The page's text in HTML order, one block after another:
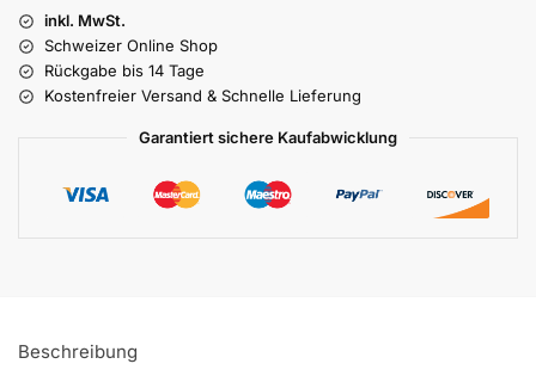
inkl. MwSt.
Schweizer Online Shop
Rückgabe bis 14 Tage
Kostenfreier Versand & Schnelle Lieferung
Garantiert sichere Kaufabwicklung
Beschreibung